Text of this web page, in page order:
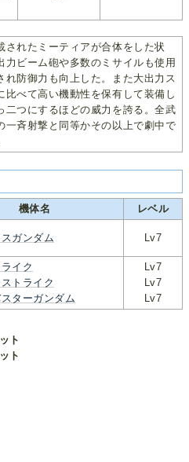
されたミーティアが合体をした状
ビーム砲や多数のミサイルも使用
防御力も向上した。また大出力ス
比べて高い機動性を保有して装備し
二つにするほどの威力を誇る。全武
一斉射撃と同等かその以上で劇中で
機体名
レベル
ガンダム Lv7
イク
トライク
ターガンダム
Lv7
Lv7
Lv7
ト
ト